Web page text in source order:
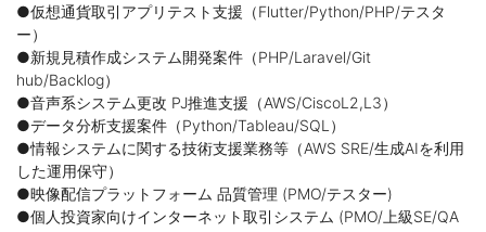
●仮想通貨取引アプリテスト支援（Flutter/Python/PHP/テスタ
ー）
●新規見積作成システム開発案件（PHP/Laravel/Git
hub/Backlog）
●音声系システム更改 PJ推進支援（AWS/CiscoL2,L3）
●データ分析支援案件（Python/Tableau/SQL）
●情報システムに関する技術支援業務等（AWS SRE/生成AIを利用
した運用保守）
●映像配信プラットフォーム 品質管理 (PMO/テスター)
●個人投資家向けインターネット取引システム (PMO/上級SE/QA